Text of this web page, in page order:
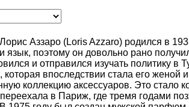
Аззаро (Loris Azzaro) родился в
язык, поэтому он довольно рано
и отправился изучать политику в
впоследствии стала его женой
коллекцию аксессуаров. Это стало
в Париж, где тремя годами